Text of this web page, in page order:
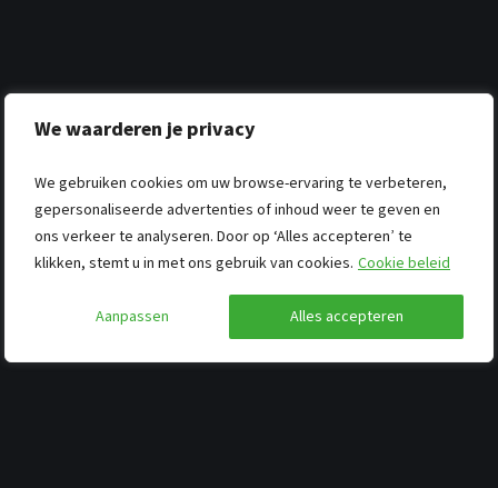
We waarderen je privacy
We gebruiken cookies om uw browse-ervaring te verbeteren,
gepersonaliseerde advertenties of inhoud weer te geven en
ons verkeer te analyseren. Door op ‘Alles accepteren’ te
klikken, stemt u in met ons gebruik van cookies. Cookie beleid
Aanpassen Alles accepteren